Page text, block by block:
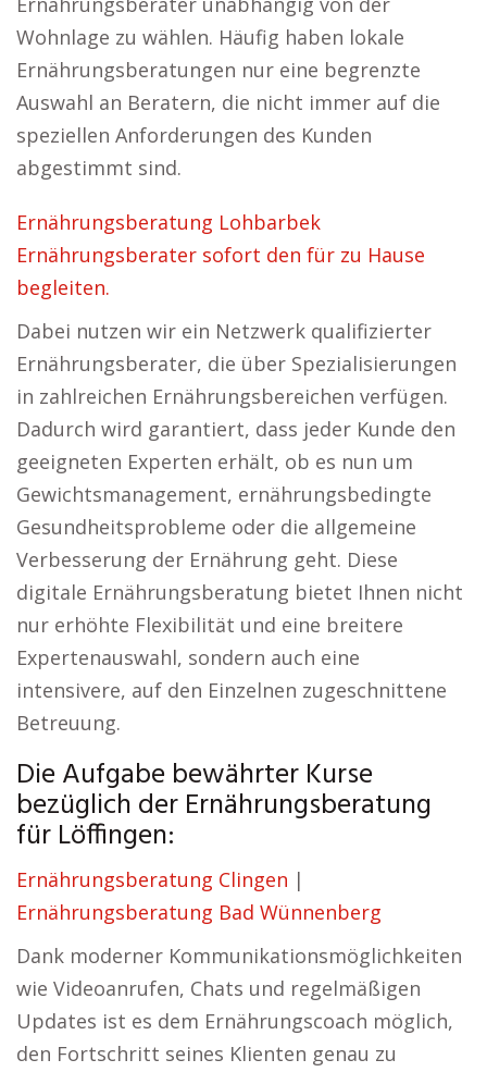
Wohnlage zu wählen. Häufig haben lokale
Ernährungsberatungen nur eine begrenzte
Auswahl an Beratern, die nicht immer auf die
speziellen Anforderungen des Kunden
abgestimmt sind.
Ernährungsberatung Lohbarbek
Ernährungsberater sofort den für zu Hause
begleiten.
Dabei nutzen wir ein Netzwerk qualifizierter
Ernährungsberater, die über Spezialisierungen
in zahlreichen Ernährungsbereichen verfügen.
Dadurch wird garantiert, dass jeder Kunde den
geeigneten Experten erhält, ob es nun um
Gewichtsmanagement, ernährungsbedingte
Gesundheitsprobleme oder die allgemeine
Verbesserung der Ernährung geht. Diese
digitale Ernährungsberatung bietet Ihnen nicht
nur erhöhte Flexibilität und eine breitere
Expertenauswahl, sondern auch eine
intensivere, auf den Einzelnen zugeschnittene
Betreuung.
Die Aufgabe bewährter Kurse
bezüglich der Ernährungsberatung
für Löffingen:
Ernährungsberatung Clingen |
Ernährungsberatung Bad Wünnenberg
Dank moderner Kommunikationsmöglichkeiten
wie Videoanrufen, Chats und regelmäßigen
Updates ist es dem Ernährungscoach möglich,
den Fortschritt seines Klienten genau zu